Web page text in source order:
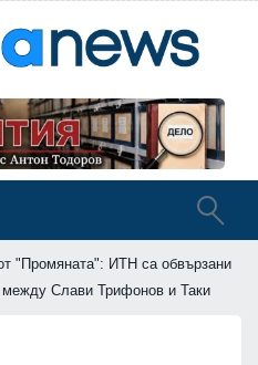
"Промяната": ИТН са обвързани
между Слави Трифонов и Таки